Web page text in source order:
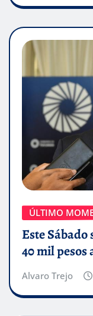
ÚLTIMO
Este Sábado
40 mil pesos
Alvaro Trejo